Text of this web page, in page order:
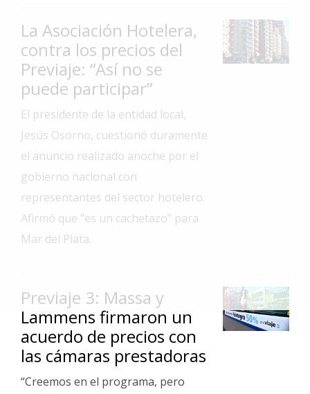
General
La
Ciudad
Deportes
y
Espectáculos
Policiales
Cartelera
Fotos
Clasificados
Fúnebres
La Asociación Hotelera,
contra los precios del
Previaje: “Así no se
puede participar”
El presidente de la entidad local,
Jesús Osorno, cuestionó duramente
el anuncio realizado anoche por el
gobierno nacional con
representantes del sector hotelero.
Afirmó que "es un cachetazo" para
Mar del Plata.
Previaje 3: Massa y
Lammens firmaron un
acuerdo de precios con
las cámaras prestadoras
“Creemos en el programa, pero